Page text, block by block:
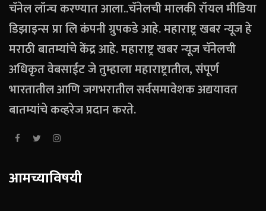
चॅनेल लॉन्च करण्यात आला..चॅनेलची मालकी रॉयल मीडिया
डिझाइन्स प्रा लि कंपनी ग्रुपकडे आहे. महाराष्ट्र खबर न्यूज हे
मराठी बातम्यांचे केंद्र आहे. महाराष्ट्र खबर न्यूज चॅनेलची
अधिकृत वेबसाईट जे तुम्हाला महाराष्ट्रातील, संपूर्ण
भारतातील आणि जगभरातील सर्वसमावेशक अद्ययावत
बातम्यांचे कव्हरेज प्रदान करते.
आमच्याविषयी